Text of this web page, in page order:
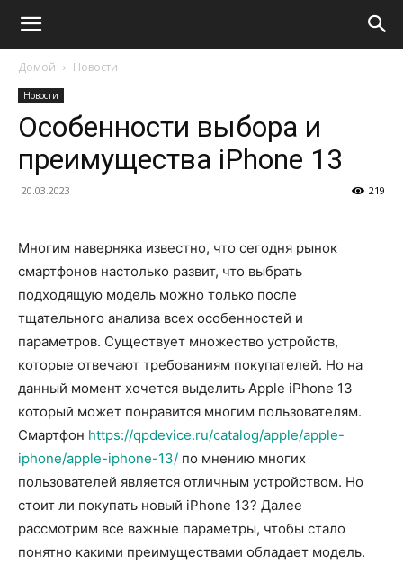
Домой Новости
Новости
Особенности выбора и
преимущества iPhone 13
20.03.2023 219
Многим наверняка известно, что сегодня рынок
смартфонов настолько развит, что выбрать
подходящую модель можно только после
тщательного анализа всех особенностей и
параметров. Существует множество устройств,
которые отвечают требованиям покупателей. Но на
данный момент хочется выделить Apple iPhone 13
который может понравится многим пользователям.
Смартфон https://qpdevice.ru/catalog/apple/apple-
iphone/apple-iphone-13/ по мнению многих
пользователей является отличным устройством. Но
стоит ли покупать новый iPhone 13? Далее
рассмотрим все важные параметры, чтобы стало
понятно какими преимуществами обладает модель.